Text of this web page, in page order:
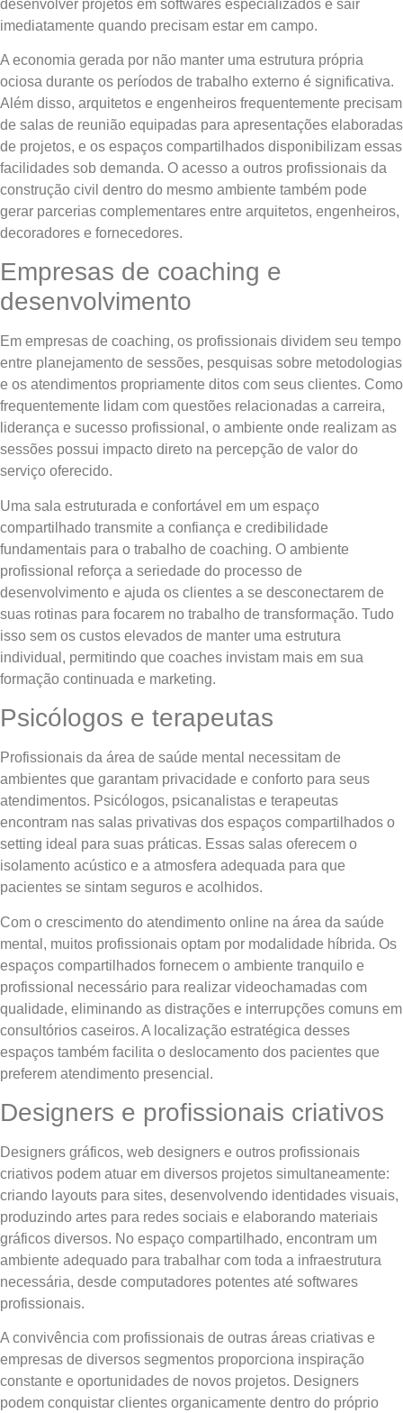
desenvolver projetos em softwares especializados e sair
imediatamente quando precisam estar em campo.
A economia gerada por não manter uma estrutura própria
ociosa durante os períodos de trabalho externo é significativa.
Além disso, arquitetos e engenheiros frequentemente precisam
de salas de reunião equipadas para apresentações elaboradas
de projetos, e os espaços compartilhados disponibilizam essas
facilidades sob demanda. O acesso a outros profissionais da
construção civil dentro do mesmo ambiente também pode
gerar parcerias complementares entre arquitetos, engenheiros,
decoradores e fornecedores.
Empresas de coaching e
desenvolvimento
Em empresas de coaching, os profissionais dividem seu tempo
entre planejamento de sessões, pesquisas sobre metodologias
e os atendimentos propriamente ditos com seus clientes. Como
frequentemente lidam com questões relacionadas a carreira,
liderança e sucesso profissional, o ambiente onde realizam as
sessões possui impacto direto na percepção de valor do
serviço oferecido.
Uma sala estruturada e confortável em um espaço
compartilhado transmite a confiança e credibilidade
fundamentais para o trabalho de coaching. O ambiente
profissional reforça a seriedade do processo de
desenvolvimento e ajuda os clientes a se desconectarem de
suas rotinas para focarem no trabalho de transformação. Tudo
isso sem os custos elevados de manter uma estrutura
individual, permitindo que coaches invistam mais em sua
formação continuada e marketing.
Psicólogos e terapeutas
Profissionais da área de saúde mental necessitam de
ambientes que garantam privacidade e conforto para seus
atendimentos. Psicólogos, psicanalistas e terapeutas
encontram nas salas privativas dos espaços compartilhados o
setting ideal para suas práticas. Essas salas oferecem o
isolamento acústico e a atmosfera adequada para que
pacientes se sintam seguros e acolhidos.
Com o crescimento do atendimento online na área da saúde
mental, muitos profissionais optam por modalidade híbrida. Os
espaços compartilhados fornecem o ambiente tranquilo e
profissional necessário para realizar videochamadas com
qualidade, eliminando as distrações e interrupções comuns em
consultórios caseiros. A localização estratégica desses
espaços também facilita o deslocamento dos pacientes que
preferem atendimento presencial.
Designers e profissionais criativos
Designers gráficos, web designers e outros profissionais
criativos podem atuar em diversos projetos simultaneamente:
criando layouts para sites, desenvolvendo identidades visuais,
produzindo artes para redes sociais e elaborando materiais
gráficos diversos. No espaço compartilhado, encontram um
ambiente adequado para trabalhar com toda a infraestrutura
necessária, desde computadores potentes até softwares
profissionais.
A convivência com profissionais de outras áreas criativas e
empresas de diversos segmentos proporciona inspiração
constante e oportunidades de novos projetos. Designers
podem conquistar clientes organicamente dentro do próprio